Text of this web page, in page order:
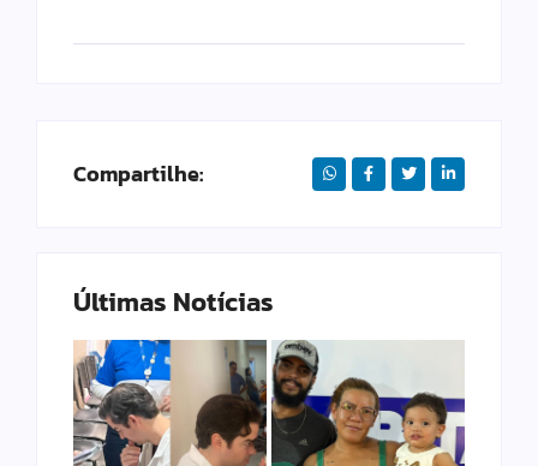
Compartilhe:
Últimas Notícias